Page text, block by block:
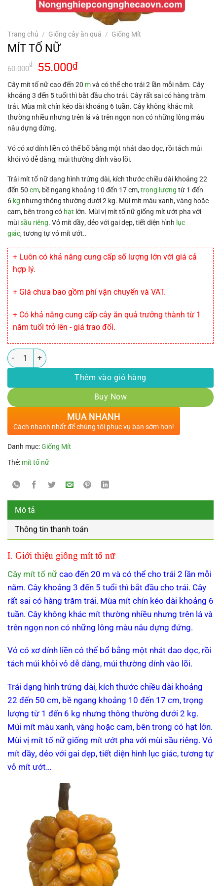
Trang chủ / Giống cây ăn quả / Giống Mít
MÍT TỐ NỮ
60.000
₫
Giá
gốc
là:
60.000₫.
55.000₫Giá
hiện
tại
là:
55.000₫.
Cây mít tố nữ cao đến 20 mvà có thể cho trái 2 lần mỗi năm. Cây
khoảng 3 đến 5 tuổi thì bắt đầu cho trái. Cây rất sai có hàng trăm
trái. Mùa mít chín kéo dài khoảng 6 tuần. Cây không khác mít
thường nhiều nhưng trên lá và trên ngọn non có những lông màu
nâu dựng đứng.
Vỏ có xơ dính liền có thể bổ bằng một nhát dao dọc, rồi tách múi
khỏi vỏ dễ dàng, múi thường dính vào lõi.
Trái mít tố nữ dạng hình trứng dài, kích thước chiều dài khoảng 22
đến 50 cm, bề ngang khoảng 10 đến 17 cm,trọng lượng từ 1 đến
6 kg nhưng thông thường dưới 2 kg. Múi mít màu xanh, vàng hoặc
cam, bên trong có hạt lớn. Mùi vị mít tố nữ giống mít ướt pha với
mùisầu riêng. Vỏ mít dầy,dẻo với gai dẹp, tiết diện hình lục
giác, tương tự vỏ mít ướt..
+ Luôn có khả năng cung cấp số lượng lớn với giá cả
hợp lý.
+ Giá chưa bao gồm phí vận chuyển và VAT.
+ Có khả năng cung cấp cây ăn quả trưởng thành từ 1
năm tuổi trở lên - giá trao đổi.
Số lượng
Thêm vào giỏ hàng
Buy Now
MUA NHANH
Cách nhanh nhất để chúng tôi phục vụ bạn sớm hơn!
Danh mục:Giống Mít
Thẻ: mít tố nữ
Mô tả
Thông tin thanh toán
I. Giới thiệu giống mít tố nữ
Cây mít tố nữ cao đến 20 m và có thể cho trái 2 lần mỗi
năm. Cây khoảng 3 đến 5 tuổi thì bắt đầu cho trái. Cây
rất sai có hàng trăm trái. Mùa mít chín kéo dài khoảng 6
tuần. Cây không khác mít thường nhiều nhưng trên lá và
trên ngọn non có những lông màu nâu dựng đứng.
Vỏ có xơ dính liền có thể bổ bằng một nhát dao dọc, rồi
tách múi khỏi vỏ dễ dàng, múi thường dính vào lõi.
Trái dạng hình trứng dài, kích thước chiều dài khoảng
22 đến 50 cm, bề ngang khoảng 10 đến 17 cm, trọng
lượng từ 1 đến 6 kg nhưng thông thường dưới 2 kg.
Múi mít màu xanh, vàng hoặc cam, bên trong có hạt lớn.
Mùi vị mít tố nữ giống mít ướt pha với mùi sầu riêng. Vỏ
mít dầy, dẻo với gai dẹp, tiết diện hình lục giác, tương tự
vỏ mít ướt…